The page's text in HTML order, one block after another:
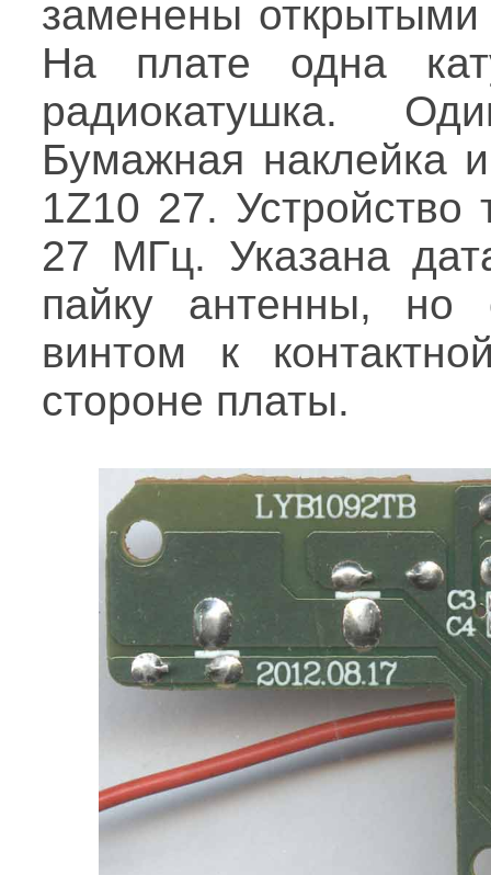
заменены
На плате одна
радиокатушка.
Бумажная наклейка
1Z10 27. Устройство
27 МГц. Указана
пайку антенны, но
винтом к
стороне платы.